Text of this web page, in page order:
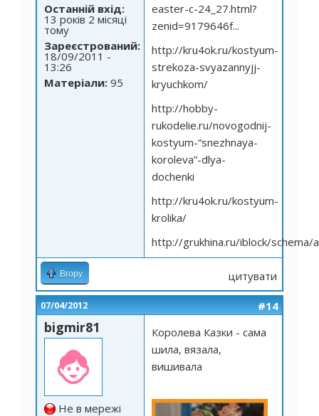
Останній вхід:
13 років 2 місяці
тому
Зареєстрований:
18/09/2011 -
13:26
Матеріали: 95
easter-c-24_27.html?
zenid=9179646f...
http://kru4ok.ru/kostyum-
strekoza-svyazannyjj-
kryuchkom/
http://hobby-
rukodelie.ru/novogodnij-
kostyum-“snezhnaya-
koroleva”-dlya-
dochenki
http://kru4ok.ru/kostyum-
krolika/
http://grukhina.ru/iblock/schema/
Вгору цитувати
07/04/2012 #14
bigmir81
Не в мережі
Королева Казки - сама
шила, вязала,
вишивала